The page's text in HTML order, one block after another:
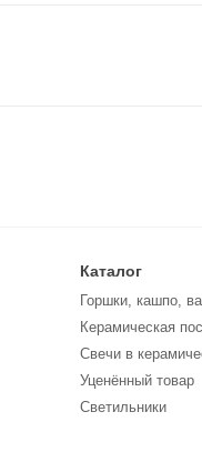
Каталог
Горшки, кашпо,
Керамическая
Свечи в
Уценённый товар
Светильники